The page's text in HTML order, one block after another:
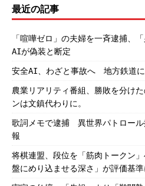
最近の記事
「喧嘩ゼロ」の夫婦を一斉逮捕、
AIが偽装と断定
安全AI、わざと事故へ 地方鉄道
農業リアリティ番組、勝敗を分け
ンは文鎮代わりに。
歌詞メモで逮捕 異世界パトロール
報
将棋連盟、段位を「筋肉トークン
盤にめり込ませる深さ」が評価基準